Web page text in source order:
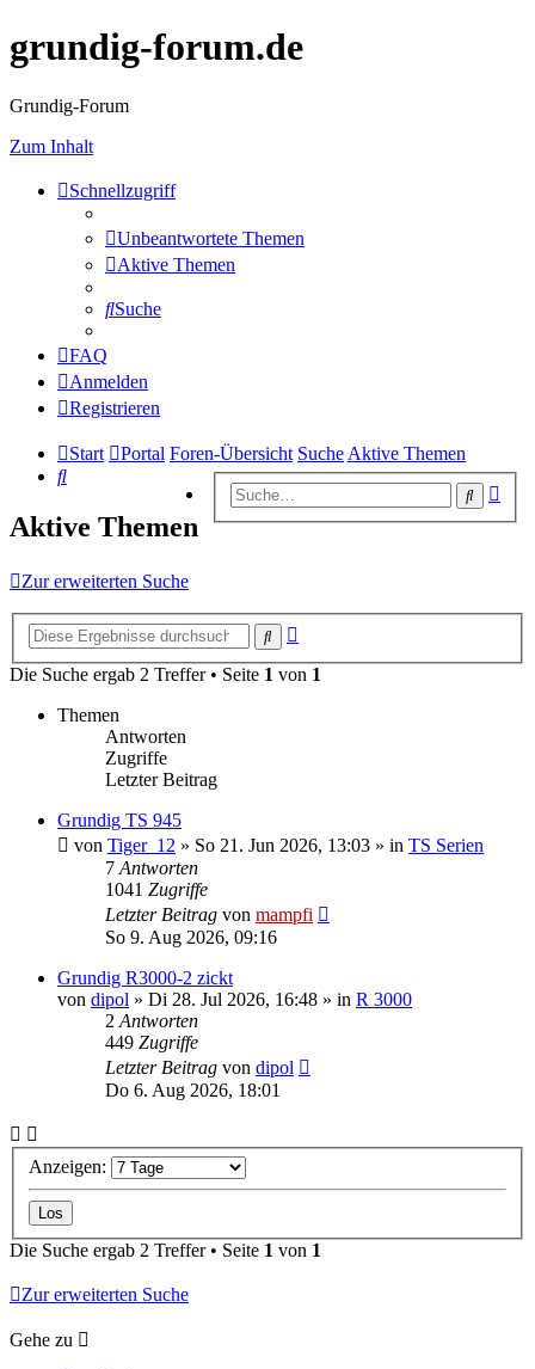
grundig-forum.de
Grundig-Forum
Zum Inhalt
Schnellzugriff
Unbeantwortete Themen
Aktive Themen
Suche
FAQ
Anmelden
Registrieren
Start Portal Foren-Übersicht Suche Aktive Themen
Suche
Suche
Aktive Themen
Zur erweiterten Suche
Suche
Die Suche ergab 2 Treffer • Seite 1 von 1
Themen
Antworten
Zugriffe
Letzter Beitrag
Grundig TS 945
von Tiger_12 » So 21. Jun 2026, 13:03 » in TS Serien
7 Antworten
1041 Zugriffe
Letzter Beitrag von mampfi
So 9. Aug 2026, 09:16
Grundig R3000-2 zickt
von dipol » Di 28. Jul 2026, 16:48 » in R 3000
2 Antworten
449 Zugriffe
Letzter Beitrag von dipol
Do 6. Aug 2026, 18:01
Anzeigen:
Die Suche ergab 2 Treffer • Seite 1 von 1
Zur erweiterten Suche
Gehe zu